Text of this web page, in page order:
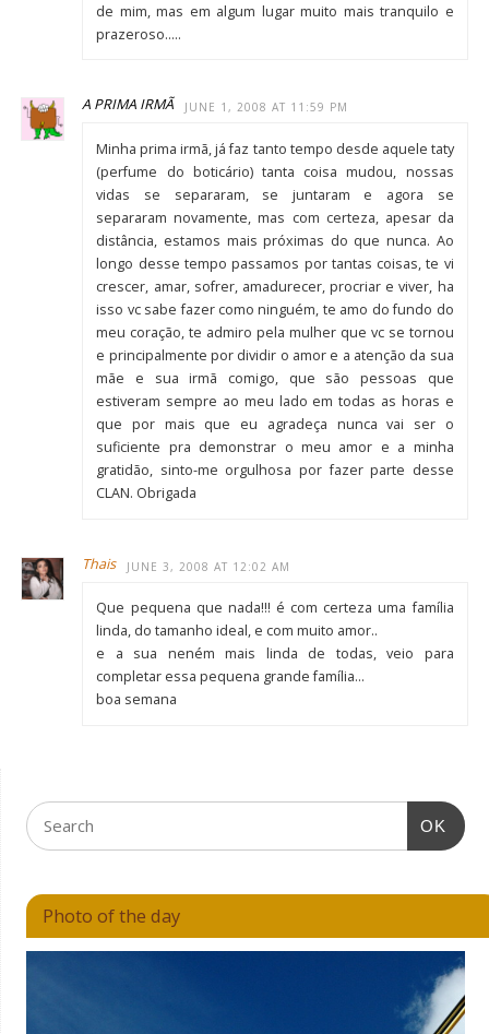
de mim, mas em algum lugar muito mais tranquilo e
prazeroso…..
A PRIMA IRMÃ JUNE 1, 2008 AT 11:59 PM
Minha prima irmã, já faz tanto tempo desde aquele taty
(perfume do boticário) tanta coisa mudou, nossas
vidas se separaram, se juntaram e agora se
separaram novamente, mas com certeza, apesar da
distância, estamos mais próximas do que nunca. Ao
longo desse tempo passamos por tantas coisas, te vi
crescer, amar, sofrer, amadurecer, procriar e viver, ha
isso vc sabe fazer como ninguém, te amo do fundo do
meu coração, te admiro pela mulher que vc se tornou
e principalmente por dividir o amor e a atenção da sua
mãe e sua irmã comigo, que são pessoas que
estiveram sempre ao meu lado em todas as horas e
que por mais que eu agradeça nunca vai ser o
suficiente pra demonstrar o meu amor e a minha
gratidão, sinto-me orgulhosa por fazer parte desse
CLAN. Obrigada
Thais JUNE 3, 2008 AT 12:02 AM
Que pequena que nada!!! é com certeza uma família
linda, do tamanho ideal, e com muito amor..
e a sua neném mais linda de todas, veio para
completar essa pequena grande família…
boa semana
OK
Photo of the day